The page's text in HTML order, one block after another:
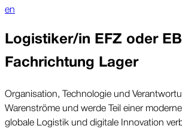
en
Logistiker/in EFZ oder
Fachrichtung Lager
Organisation, Technologie und
Warenströme und werde Teil einer
globale Logistik und digitale Innovation